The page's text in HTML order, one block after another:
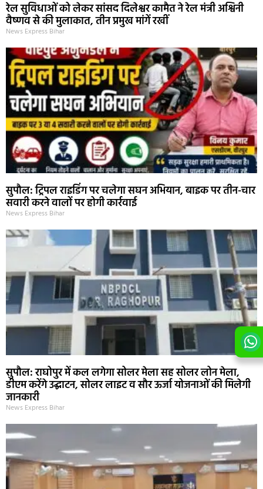
रेल सुविधाओं को लेकर सांसद दिलेश्वर कामैत ने रेल मंत्री अश्विनी
वैष्णव से की मुलाकात, तीन प्रमुख मांगें रखीं
News Express Bihar
सुपौल: ट्रिपल राइडिंग पर चलेगा सघन अभियान, बाइक पर तीन-चार
सवारी करने वालों पर होगी कार्रवाई
News Express Bihar
सुपौल: राघोपुर में कल लगेगा सोलर मेला सह सोलर लोन मेला,
डीएम करेंगे उद्घाटन, सोलर लाइट व सौर ऊर्जा योजनाओं की मिलेगी
जानकारी
News Express Bihar